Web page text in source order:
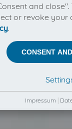
and
or revoke your
.
CONSENT
Impressum